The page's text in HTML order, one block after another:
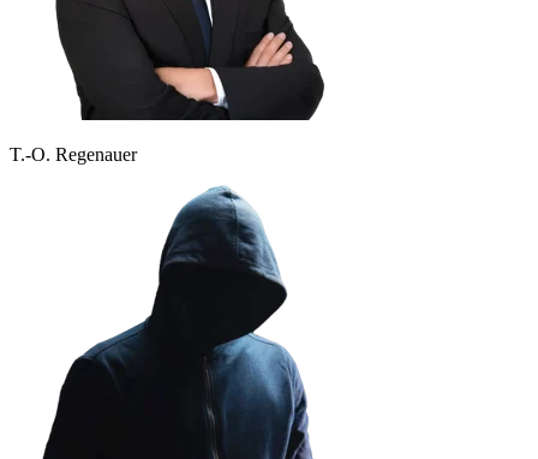
T.-O. Regenauer